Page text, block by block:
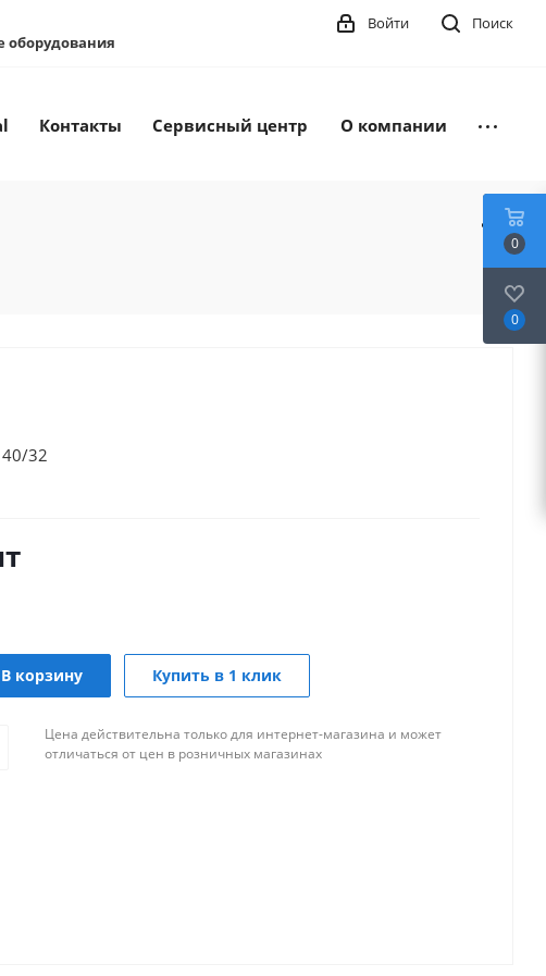
оборудования
Поиск
Войти
Контакты Сервисный центр О компании
32
В корзину Купить в 1 клик
Цена действительна только для интернет-магазина и может
отличаться от цен в розничных магазинах
0
0